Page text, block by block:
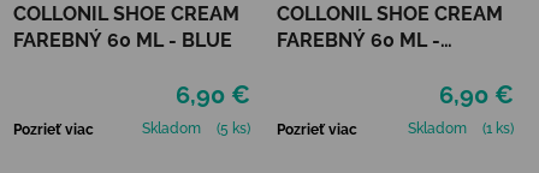
COLLONIL SHOE CREAM
FAREBNÝ 60 ML - BLUE
6,90 €
Pozrieť viac Skladom (5 ks)
COLLONIL SHOE CREAM
FAREBNÝ 60 ML -
6,90 €
Pozrieť viac Skladom (1 ks)